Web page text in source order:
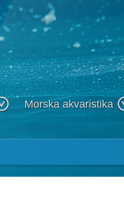
Morska akvaristika